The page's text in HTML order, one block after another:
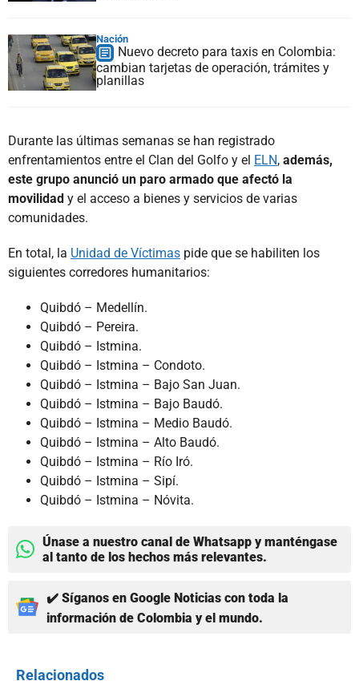
Nación
Nuevo decreto para taxis en Colombia:
cambian tarjetas de operación, trámites y
planillas
Durante las últimas semanas se han registrado
enfrentamientos entre el Clan del Golfo y el ELN, además,
este grupo anunció un paro armado que afectó la
movilidad y el acceso a bienes y servicios de varias
comunidades.
En total, la Unidad de Víctimas pide que se habiliten los
siguientes corredores humanitarios:
Quibdó́ – Medellín.
Quibdó́ – Pereira.
Quibdó – Istmina.
Quibdó – Istmina – Condoto.
Quibdó – Istmina – Bajo San Juan.
Quibdó – Istmina – Bajo Baudó.
Quibdó – Istmina – Medio Baudó.
Quibdó – Istmina – Alto Baudó.
Quibdó – Istmina – Río Iró.
Quibdó – Istmina – Sipí.
Quibdó – Istmina – Nóvita.
Únase a nuestro canal de Whatsapp y manténgase
al tanto de los hechos más relevantes.
✔️ Síganos en Google Noticias con toda la
información de Colombia y el mundo.
Relacionados